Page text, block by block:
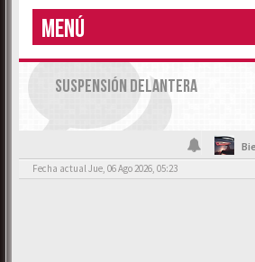
MENÚ
SUSPENSIÓN DELANTERA
Fecha actual Jue, 06 Ago 2026, 05:23